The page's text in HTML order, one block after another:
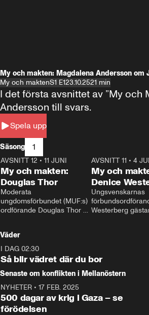
My och makten: Magdalena Andersson om
My och maktenS1 E123.10.2521 min
Spela upp
I det första avsnittet av ”My
Andersson till svars.
Säsong 1
26:27
AVSNITT 12 • 11 JUNI
My och makten:
Douglas Thor
Moderata
ungdomsförbundet (MUF:s)
ordförande Douglas Thor
tonårsutvisningarna och hur
Moderaterna ska locka
väljare till valet i höst.
AVSNITT 11 •4
My och
Denice
Ungsvenskarnas
Westerberg
Väder
I DAG 02:30
Så blir vädret där du bor
Senaste om konflikten i Mellanöstern
NYHETER • 17 FEB. 2025
500 dagar av krig i Gaza – se
förödelsen